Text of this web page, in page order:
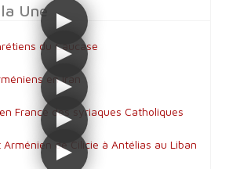
Une
du Caucase
en Iran
France des syriaques Catholiques
de Cilicie à Antélias au Liban